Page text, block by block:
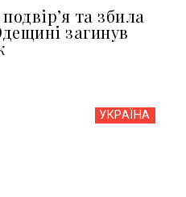
та збила
загинув
УКРАЇНА